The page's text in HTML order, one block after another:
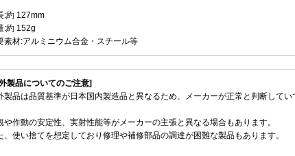
:約 127mm
:約 152g
素材:アルミニウム合金・スチール等
製品についてのご注意]
製品は品質基準が日本国内製造品と異なるため、メーカーが正常と判断して
や作動の安定性、実射性能等がメーカーの主張と異なる場合もあります。
、使い捨てを想定しており修理や補修部品の調達が困難な製品もあります。